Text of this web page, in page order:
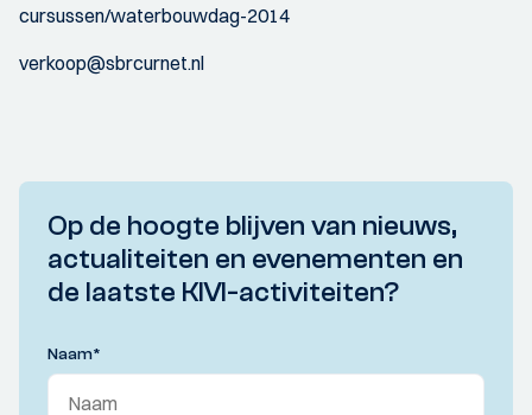
cursussen/waterbouwdag-2014
verkoop@sbrcurnet.nl
Op de hoogte blijven van nieuws,
actualiteiten en evenementen en
de laatste KIVI-activiteiten?
Naam*